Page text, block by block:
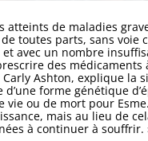
atteints de maladies
toutes parts, sans voie
avec un nombre
des médicaments
Ashton, explique la
forme génétique
vie ou de mort pour
mais au lieu de
à continuer à souffrir.